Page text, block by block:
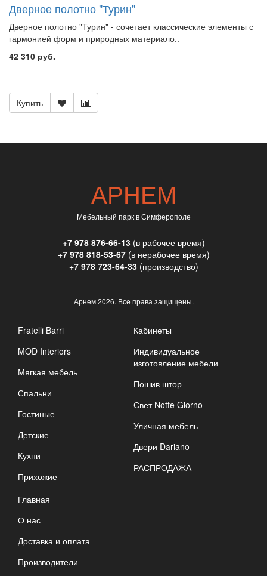
Дверное полотно "Турин"
Дверное полотно "Турин" - сочетает классические элементы с
гармонией форм и природных материало..
42 310 руб.
Купить
АРНЕМ
Мебельный парк в Симферополе
+7 978 876-66-13(в рабочее время)
+7 978 818-53-67(в нерабочее время)
+7 978 723-64-33(производство)
Арнем2026. Все права защищены.
Fratelli Barri
MOD Interiors
Мягкая мебель
Спальни
Гостиные
Детские
Кухни
Прихожие
Кабинеты
Индивидуальное
изготовление мебели
Пошив штор
Свет Notte Giorno
Уличная мебель
Двери Dariano
РАСПРОДАЖА
Главная
О нас
Доставка и оплата
Производители